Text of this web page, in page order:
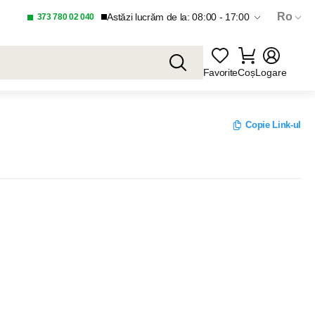
373 780 02 040 Astăzi lucrăm de la: 08:00 - 17:00 Ro
FavoriteCoșLogare
Copie Link-ul